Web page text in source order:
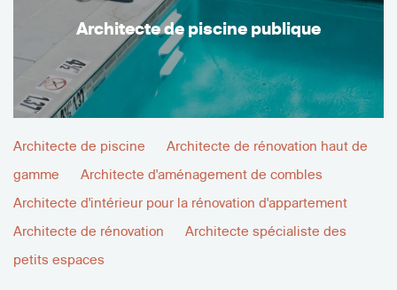
Architecte de piscine publique
Architecte de piscine
Architecte de rénovation haut de
gamme
Architecte d'aménagement de combles
Architecte d'intérieur pour la rénovation d'appartement
Architecte de rénovation
Architecte spécialiste des
petits espaces